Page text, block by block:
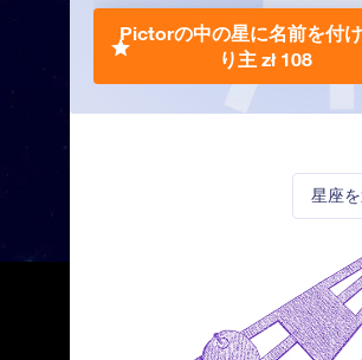
星座
Pictorの中の星に名前を付
り主 zł 108